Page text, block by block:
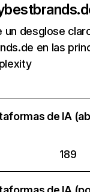
un desglose
en las
de IA
189